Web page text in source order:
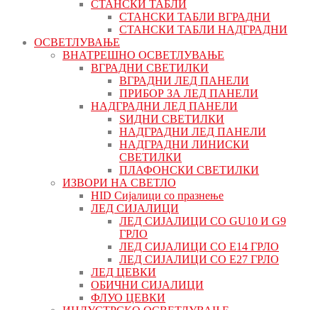
СТАНСКИ ТАБЛИ
СТАНСКИ ТАБЛИ ВГРАДНИ
СТАНСКИ ТАБЛИ НАДГРАДНИ
ОСВЕТЛУВАЊЕ
ВНАТРЕШНО ОСВЕТЛУВАЊЕ
ВГРАДНИ СВЕТИЛКИ
ВГРАДНИ ЛЕД ПАНЕЛИ
ПРИБОР ЗА ЛЕД ПАНЕЛИ
НАДГРАДНИ ЛЕД ПАНЕЛИ
ЅИДНИ СВЕТИЛКИ
НАДГРАДНИ ЛЕД ПАНЕЛИ
НАДГРАДНИ ЛИНИСКИ
СВЕТИЛКИ
ПЛАФОНСКИ СВЕТИЛКИ
ИЗВОРИ НА СВЕТЛО
HID Сијалици со празнење
ЛЕД СИЈАЛИЦИ
ЛЕД СИЈАЛИЦИ СО GU10 И G9
ГРЛО
ЛЕД СИЈАЛИЦИ СО Е14 ГРЛО
ЛЕД СИЈАЛИЦИ СО Е27 ГРЛО
ЛЕД ЦЕВКИ
ОБИЧНИ СИЈАЛИЦИ
ФЛУО ЦЕВКИ